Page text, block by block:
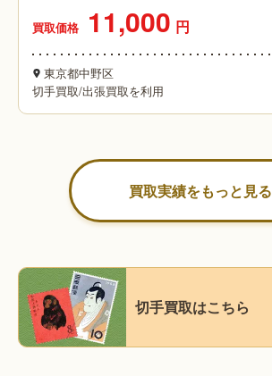
買取価格 11,000 円
東京都中野区
切手買取/出張買取を利用
買取実績をもっと見る
切手買取はこちら